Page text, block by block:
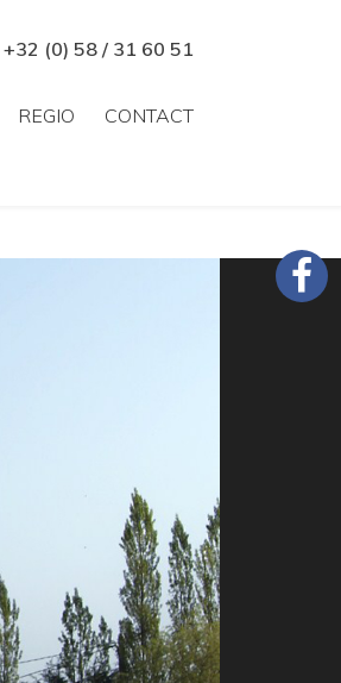
+32 (0) 58 / 31 60 51
REGIO CONTACT